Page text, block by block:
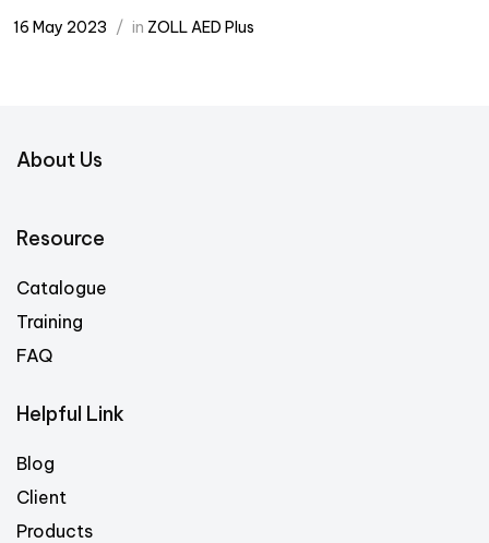
16 May 2023 in ZOLL AED Plus
About Us
Resource
Catalogue
Training
FAQ
Helpful Link
Blog
Client
Products